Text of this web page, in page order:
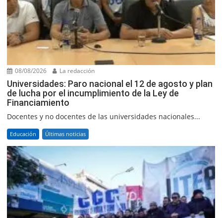
08/08/2026 La redacción
Universidades: Paro nacional el 12 de agosto y plan
de lucha por el incumplimiento de la Ley de
Financiamiento
Docentes y no docentes de las universidades nacionales...
Educación Últimas noticias